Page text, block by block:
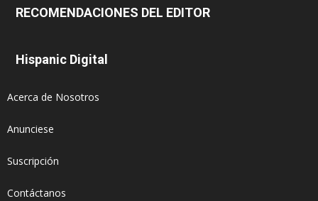
RECOMENDACIONES DEL EDITOR
Hispanic Digital
Acerca de Nosotros
Anunciese
Suscripción
Contáctanos